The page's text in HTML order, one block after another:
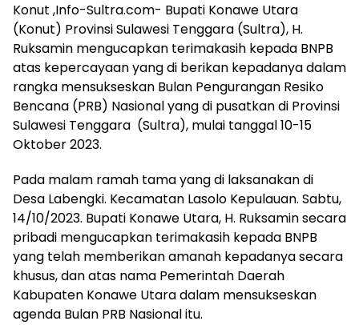
Konut ,Info-Sultra.com- Bupati Konawe Utara
(Konut) Provinsi Sulawesi Tenggara (Sultra), H.
Ruksamin mengucapkan terimakasih kepada BNPB
atas kepercayaan yang di berikan kepadanya dalam
rangka mensukseskan Bulan Pengurangan Resiko
Bencana (PRB) Nasional yang di pusatkan di Provinsi
Sulawesi Tenggara (Sultra), mulai tanggal 10-15
Oktober 2023.
Pada malam ramah tama yang di laksanakan di
Desa Labengki. Kecamatan Lasolo Kepulauan. Sabtu,
14/10/2023. Bupati Konawe Utara, H. Ruksamin secara
pribadi mengucapkan terimakasih kepada BNPB
yang telah memberikan amanah kepadanya secara
khusus, dan atas nama Pemerintah Daerah
Kabupaten Konawe Utara dalam mensukseskan
agenda Bulan PRB Nasional itu.